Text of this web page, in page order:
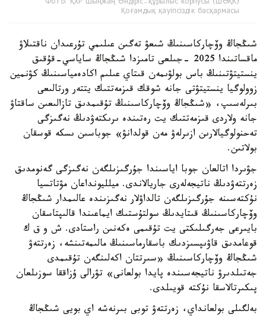
Фото: ҚХР Шыңжаң Өндіріс-құрылыс корпусы (ШӨҚК)
Қоғамдық қауіпсіздік басқармасы
شىڭجاڭ وۆچاركاسىنىڭ شىعۋ تەگىن عىلىمي تۇرعىدان ناقتىلاۋ
ماقساتىندا 2025 -جىلعى تامىزدا شىڭجاڭ ساياسي-قۇقىق
ينستيتۋتىنىڭ باس بولۋىمەن قىتاي عىلىم اكادەمياسىنىڭ كۋنمين
زوولوگيا ينستيتۋتى جانە شوقك قىزمەتتىك يتتەر ورتالىعى
بىرلەسىپ، «شىڭجاڭ وۆچاركاسىنىڭ تۇقىمدىق تازالىعىن ساقتاۋ
جانە ولاردى قىزمەتتىك يت رەتىندە ىرىكتەۋدىڭ نەگىزگى
تەحنولوگيالارىن ازىرلەۋ مەن قولدانۋ» جوباسىن ىسكە قوسقان
بولاتىن.
جۋىردا اتالعان جوبا اياسىندا جۇرگىزىلگەن نەگىزگى گەنومدىق
زەرتتەۋدىڭ ناتيجەلەرى جاريالاندى. ميلليونداعان مۋتاتسيا
نۇكتەسىنە جۇرگىزىلگەن تالداۋلار نەگىزىندە عالىمدار شىڭجاڭ
وۆچاركاسىنىڭ قىتايدىڭ سولتۇستىك ايماعىندا قالىپتاسقان
بايىرعى جەرگىلىكتى يت تۇقىمى ەكەنىن راستادى. ش و ق ك
قوعامدىق قاۋىپسىزدىك باسقارماسىنىڭ مالىمەتىنشە، زەرتتەۋ
شىڭجاڭ وۆچاركاسىنىڭ «سىرتتان اكەلىنگەن تۇقىمدى
جەتىلدىرۋ ناتيجەسىندە پايدا بولعانى» تۋرالى ۇزاققا سوزىلعان
پىكىرتالاسقا نۇكتە قويىلدى.
بەلگىلى بولعانداي، زەرتتەۋ توبى بىرنەشە اي بويى شىڭجاڭ